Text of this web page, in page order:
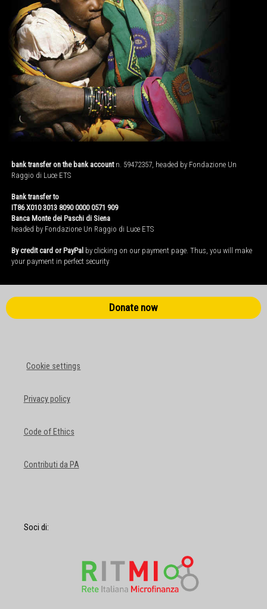
bank transfer on the bank accountn. 59472357, headed by Fondazione Un
Raggio di Luce ETS
Bank transfer to
IT86 X010 3013 8090 0000 0571 909
Banca Monte dei Paschi di Siena
headed by Fondazione Un Raggio di Luce ETS
By credit card or PayPal by clicking on our payment page. Thus, you will make
your payment in perfect security
Donate now
Cookie settings
Privacy policy
Code of Ethics
Contributi da PA
Soci di: